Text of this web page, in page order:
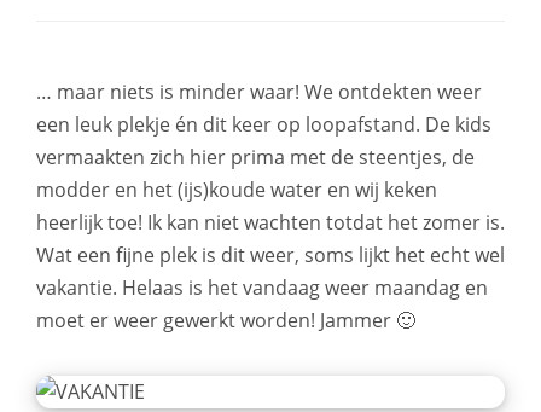
… maar niets is minder waar! We ontdekten weer
een leuk plekje én dit keer op loopafstand. De kids
vermaakten zich hier prima met de steentjes, de
modder en het (ijs)koude water en wij keken
heerlijk toe! Ik kan niet wachten totdat het zomer is.
Wat een fijne plek is dit weer, soms lijkt het echt wel
vakantie. Helaas is het vandaag weer maandag en
moet er weer gewerkt worden! Jammer 🙂